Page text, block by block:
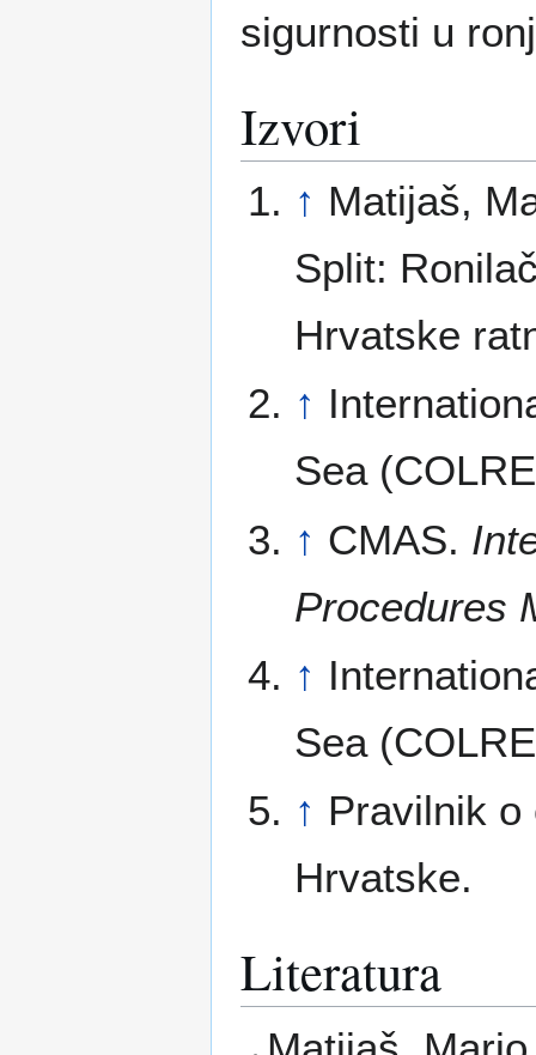
sigurnosti u
Izvori
↑ Matijaš,
Split:
Hrvatske
↑
Sea
↑ CMAS.
Procedures
↑
Sea
↑ Pravilnik o
Hrvatske.
Literatura